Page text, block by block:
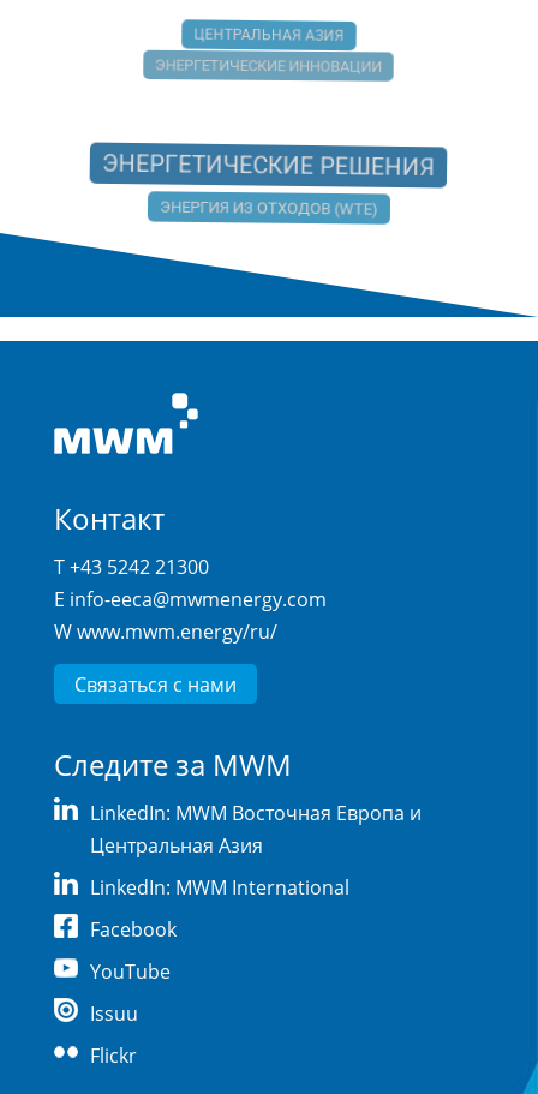
ЦЕНТРАЛЬНАЯ АЗИЯ
ЭНЕРГЕТИЧЕСКИЕ ИННОВАЦИИ
ЭНЕРГЕТИЧЕСКИЕ РЕШЕНИЯ
Контакт
T +43 5242 21300
E info-eeca@mwmenergy.com
Wwww.mwm.energy/ru/
Связаться с нами
Следите за MWM
LinkedIn: MWM Восточная Европа и
Центральная Азия
LinkedIn: MWM International
Facebook
YouTube
Issuu
Flickr